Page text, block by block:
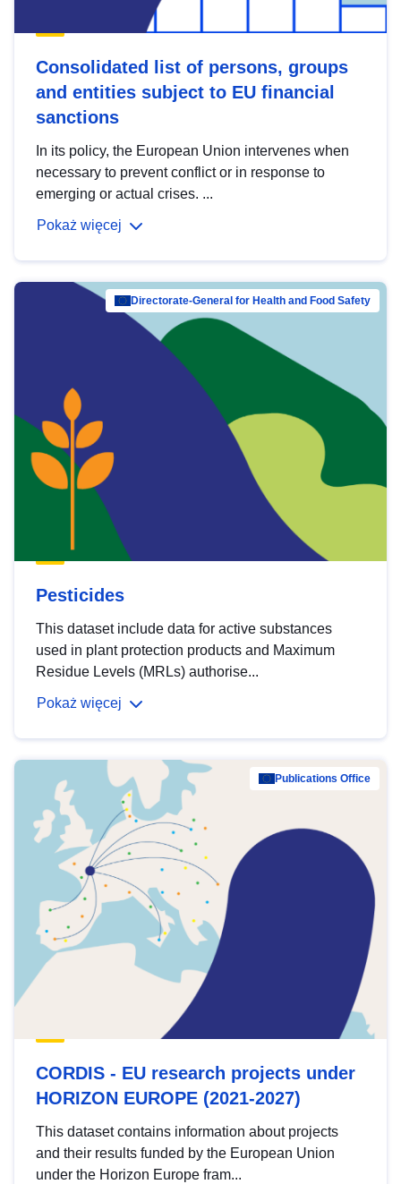
Consolidated list of persons, groups
and entities subject to EU financial
sanctions
In its policy, the European Union intervenes when
necessary to prevent conflict or in response to
emerging or actual crises. ...
Pokaż więcej
Directorate-General for Health and Food Safety
Pesticides
This dataset include data for active substances
used in plant protection products and Maximum
Residue Levels (MRLs) authorise...
Pokaż więcej
Publications Office
CORDIS - EU research projects under
HORIZON EUROPE (2021-2027)
This dataset contains information about projects
and their results funded by the European Union
under the Horizon Europe fram...